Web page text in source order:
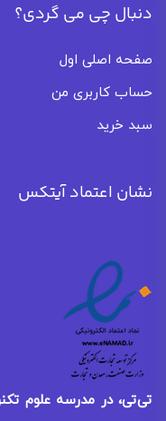
دنبال چی می گردی؟
صفحه اصلی اول
حساب کاربری من
سبد خرید
نشان اعتماد آیتکس
تی‌تی، در مدرسه علوم